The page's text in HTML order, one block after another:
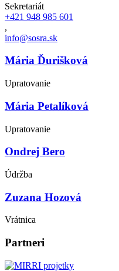
Sekretariát
+421 948 985 601
,
info@sosra.sk
Mária Ďurišková
Upratovanie
Mária Petalíková
Upratovanie
Ondrej Bero
Údržba
Zuzana Hozová
Vrátnica
Partneri